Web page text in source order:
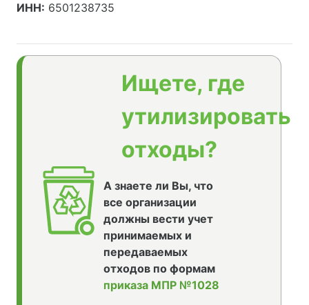
ИНН: 6501238735
Ищете, где
утилизировать
отходы?
А знаете ли Вы, что
все организации
должны вести учет
принимаемых и
передаваемых
отходов по формам
приказа МПР №1028